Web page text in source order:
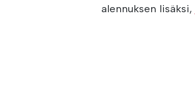
alennuksen lisäksi,